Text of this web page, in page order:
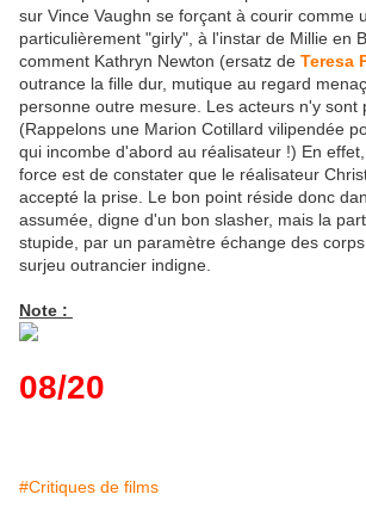
sur Vince Vaughn se forçant à courir comme
particulièrement "girly", à l'instar de Millie en
comment Kathryn Newton (ersatz de Teresa
outrance la fille dur, mutique au regard
personne outre mesure. Les acteurs n'y sont
(Rappelons une Marion Cotillard vilipendée
qui incombe d'abord au réalisateur !) En
force est de constater que le réalisateur
accepté la prise. Le bon point réside donc
assumée, digne d'un bon slasher, mais la
stupide, par un paramètre échange des
surjeu outrancier indigne.
Note :
08/20
#Critiques de films